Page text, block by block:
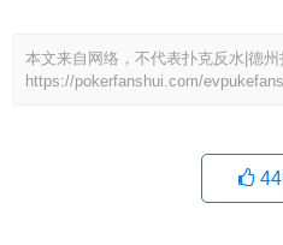
本文来自网络，不代表扑克反水|德
https://pokerfanshui.com/
44